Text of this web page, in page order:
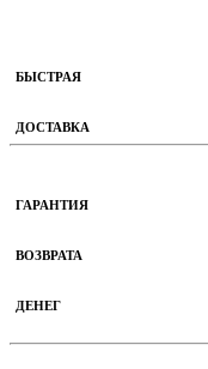
БЫСТРАЯ
ДОСТАВКА
ГАРАНТИЯ
ВОЗВРАТА
ДЕНЕГ